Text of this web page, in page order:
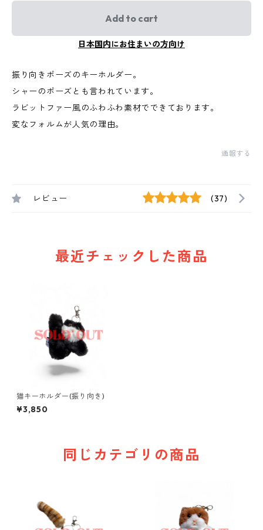
Add to cart
日本国内にお住まいの方向け
振り向きポーズのキーホルダー。
シャーのポーズとも言われています。
ラビットファー風のふわふわ素材でできております。
変なフォルムが人気の理由。
通報する
レビュー (37)
最近チェックした商品
猫キーホルダー(振り向き)
¥3,850
同じカテゴリの商品